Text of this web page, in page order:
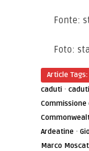
Fonte:
Foto:
Article Tags:
caduti ·
Ardeatine ·
Marco